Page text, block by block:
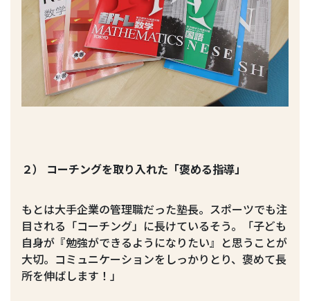
２） コーチングを取り入れた「褒める指導」
もとは大手企業の管理職だった塾長。スポーツでも注
目される「コーチング」に長けているそう。「子ども
自身が『勉強ができるようになりたい』と思うことが
大切。コミュニケーションをしっかりとり、褒めて長
所を伸ばします！」